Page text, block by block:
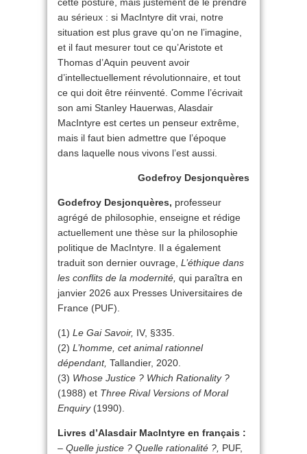
au sérieux : si MacIntyre dit vrai, notre
situation est plus grave qu’on ne l’imagine,
et il faut mesurer tout ce qu’Aristote et
Thomas d’Aquin peuvent avoir
d’intellectuellement révolutionnaire, et tout
ce qui doit être réinventé. Comme l’écrivait
son ami Stanley Hauerwas, Alasdair
MacIntyre est certes un penseur extrême,
mais il faut bien admettre que l’époque
dans laquelle nous vivons l’est aussi.
Godefroy Desjonquères
Godefroy Desjonquères, professeur
agrégé de philosophie, enseigne et rédige
actuellement une thèse sur la philosophie
politique de MacIntyre. Il a également
traduit son dernier ouvrage, L’éthique dans
les conflits de la modernité, qui paraîtra en
janvier 2026 aux Presses Universitaires de
France (PUF).
(1) Le Gai Savoir, IV, §335.
(2) L’homme, cet animal rationnel
dépendant, Tallandier, 2020.
(3) Whose Justice ? Which Rationality ?
(1988) et Three Rival Versions of Moral
Enquiry(1990).
Livres d’Alasdair MacIntyre en français :
– Quelle justice ? Quelle rationalité ?, PUF,